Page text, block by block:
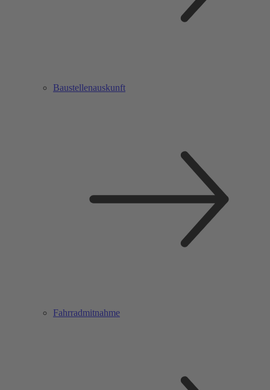
Baustellenauskunft
Fahrradmitnahme